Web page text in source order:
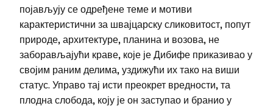
појављују се одређене теме и мотиви
карактеристични за швајцарску сликовитост, попут
природе, архитектуре, планина и возова, не
заборављајући краве, које је Дибифе приказивао у
својим раним делима, уздижући их тако на виши
статус. Управо тај исти преокрет вредности, та
плодна слобода, коју је он заступао и бранио у